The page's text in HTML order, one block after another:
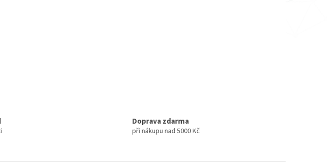
Doprava zdarma
při nákupu nad 5000 Kč